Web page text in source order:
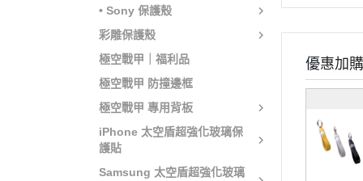
• Sony 保護殼
彩雕保護殼
極空戰甲｜福利品
極空戰甲 防撞邊框
極空戰甲 專用背板
iPhone 太空盾超強化玻璃保
護貼
Samsung 太空盾超強化玻璃
優惠加購